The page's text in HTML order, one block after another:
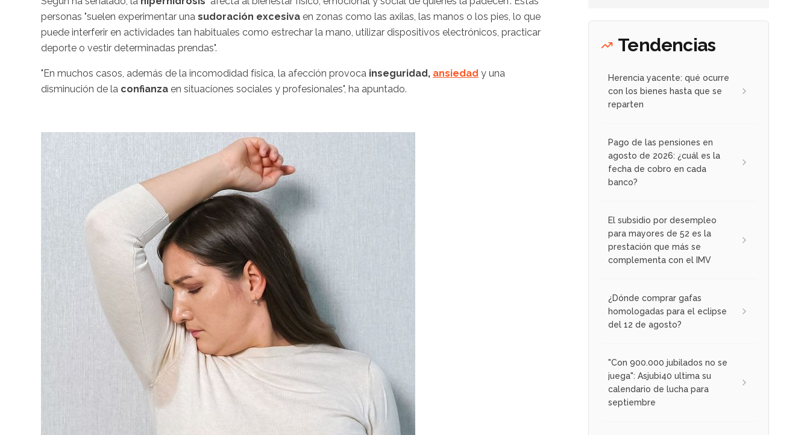
personas "suelen experimentar una sudoración excesiva en zonas como las axilas, las manos o los pies, lo que
puede interferir en actividades tan habituales como estrechar la mano, utilizar dispositivos electrónicos, practicar
deporte o vestir determinadas prendas".
"En muchos casos, además de la incomodidad física, la afección provoca inseguridad, ansiedad y una
disminución de la confianza en situaciones sociales y profesionales", ha apuntado.
Tendencias
Herencia yacente: qué ocurre
con los bienes hasta que se
reparten
Pago de las pensiones en
agosto de 2026: ¿cuál es la
fecha de cobro en cada
banco?
El subsidio por desempleo
para mayores de 52 es la
prestación que más se
complementa con el IMV
¿Dónde comprar gafas
homologadas para el eclipse
del 12 de agosto?
"Con 900.000 jubilados no se
juega": Asjubi40 ultima su
calendario de lucha para
septiembre